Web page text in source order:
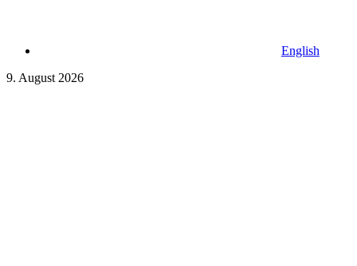
English
9. August 2026